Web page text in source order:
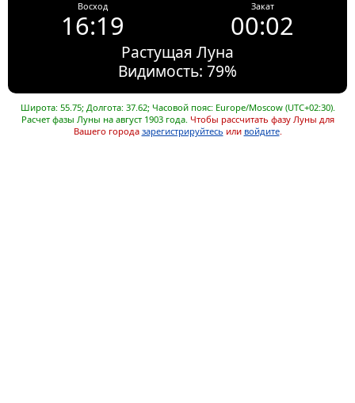
Восход
16:19
Закат
00:02
Растущая Луна
Видимость: 79%
Широта: 55.75; Долгота: 37.62; Часовой пояс: Europe/Moscow (UTC+02:30).
Расчет фазы Луны на август 1903 года. Чтобы рассчитать фазу Луны для
Вашего города зарегистрируйтесь или войдите.